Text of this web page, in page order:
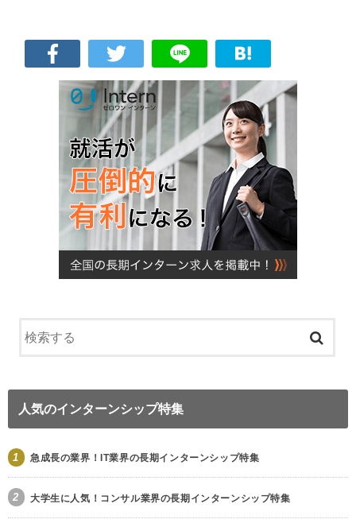
人気のインターンシップ特集
1 急成長の業界！IT業界の長期インターンシップ特集
2 大学生に人気！コンサル業界の長期インターンシップ特集